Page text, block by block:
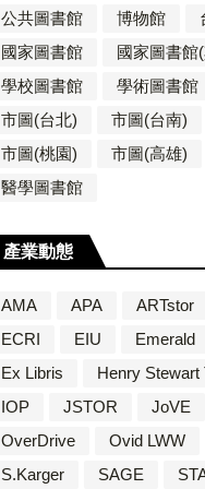
公共圖書館 博物館
國家圖書館
國家圖書館
學校圖書館
學術圖書館
市圖(台北)
市圖(台南)
市圖(桃園)
市圖(高雄)
醫學圖書館
產業動態
AMA APA ARTstor
ECRI
EIU Emerald
Ex Libris
Henry Stewart
IOP
JSTOR JoVE
OverDrive
Ovid LWW
S.Karger
SAGE